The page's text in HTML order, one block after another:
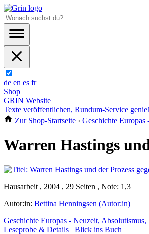
de en es fr
Shop
GRIN Website
Texte veröffentlichen, Rundum-Service
Zur Shop-Startseite › Geschichte
Warren Hastings
Hausarbeit , 2004 , 29 Seiten , Note: 1,3
Autor:in: Bettina Henningsen (Autor:in)
Geschichte Europas - Neuzeit,
Leseprobe & Details
Blick ins Buch